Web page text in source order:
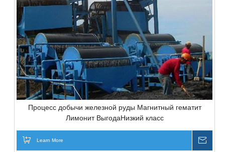
Процесс добычи железной руды Магнитный гематит
Лимонит ВыгодаНизкий класс
Learn More